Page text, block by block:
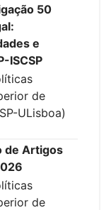
50
e
ISCSP
de
ULisboa)
de Artigos
de